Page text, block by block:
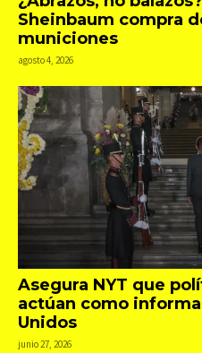
Sheinbaum compra
municiones
agosto 4, 2026
Asegura NYT que
actúan como
Unidos
junio 27, 2026